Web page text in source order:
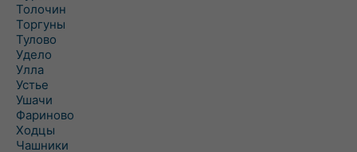
Толочин
Торгуны
Тулово
Удело
Улла
Устье
Ушачи
Фариново
Ходцы
Чашники